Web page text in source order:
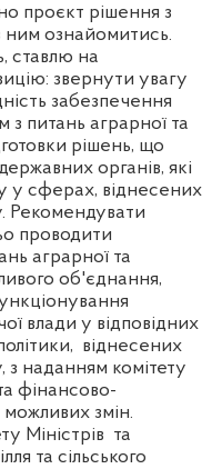
проєкт рішення з
ним ознайомитись.
ставлю на
звернути увагу
забезпечення
з питань аграрної та
рішень, що
органів, які
у сферах, віднесених
Рекомендувати
проводити
аграрної та
об'єднання,
влади у відповідних
віднесених
з наданням комітету
фінансово-
змін.
Міністрів та
та сільського